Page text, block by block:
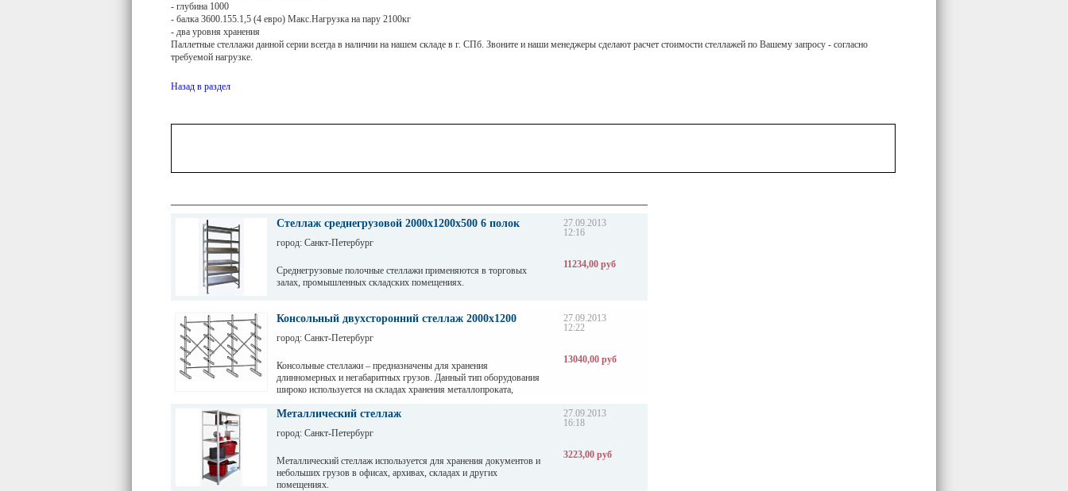
- глубина 1000
- балка 3600.155.1,5 (4 евро) Макс.Нагрузка на пару 2100кг
- два уровня хранения
Паллетные стеллажи данной серии всегда в наличии на нашем складе в г. СПб. Звоните и наши менеджеры сделают расчет стоимости стеллажей по Вашему запросу - согласно
требуемой нагрузке.
Назад в раздел
Стеллаж среднегрузовой 2000х1200х500 6 полок
город: Санкт-Петербург
Среднегрузовые полочные стеллажи применяются в торговых
залах, промышленных складских помещениях.
зависимости от длины. Полочные стеллажи состоят из сборно-
краской. Уровни хранения могут регулировать по высоте - шаг
27.09.2013
12:16
11234,00 руб
Консольный двухсторонний стеллаж 2000х1200
город: Санкт-Петербург
Консольные стеллажи – предназначены для хранения
длинномерных и негабаритных грузов. Данный тип оборудования
широко используется на складах хранения металлопроката,
27.09.2013
12:22
13040,00 руб
Металлический стеллаж
город: Санкт-Петербург
Металлический стеллаж используется для хранения документов и
небольших грузов в офисах, архивах, складах и других
помещениях.
27.09.2013
16:18
3223,00 руб